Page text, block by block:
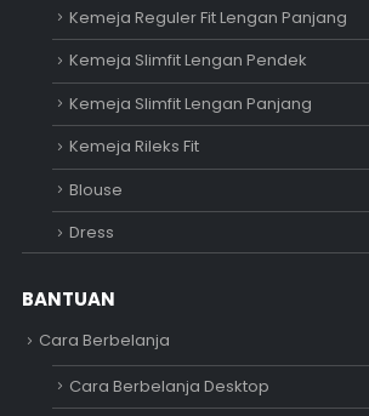
Kemeja Reguler Fit Lengan Panjang
Kemeja Slimfit Lengan Pendek
Kemeja Slimfit Lengan Panjang
Kemeja Rileks Fit
Blouse
Dress
BANTUAN
Cara Berbelanja
Cara Berbelanja Desktop